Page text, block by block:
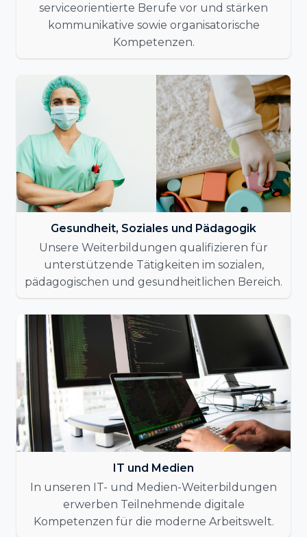
serviceorientierte Berufe vor und stärken
kommunikative sowie organisatorische
Kompetenzen.
Gesundheit, Soziales und Pädagogik
Unsere Weiterbildungen qualifizieren für
unterstützende Tätigkeiten im sozialen,
pädagogischen und gesundheitlichen Bereich.
IT und Medien
In unseren IT- und Medien-Weiterbildungen
erwerben Teilnehmende digitale
Kompetenzen für die moderne Arbeitswelt.